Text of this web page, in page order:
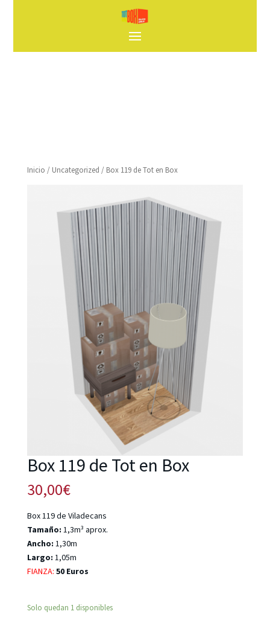
Inicio / Uncategorized / Box 119 de Tot en Box
Box 119 de Tot en Box
30,00€
Box 119 de Viladecans
Tamaño: 1,3m³ aprox.
Ancho: 1,30m
Largo: 1,05m
FIANZA: 50 Euros
Solo quedan 1 disponibles